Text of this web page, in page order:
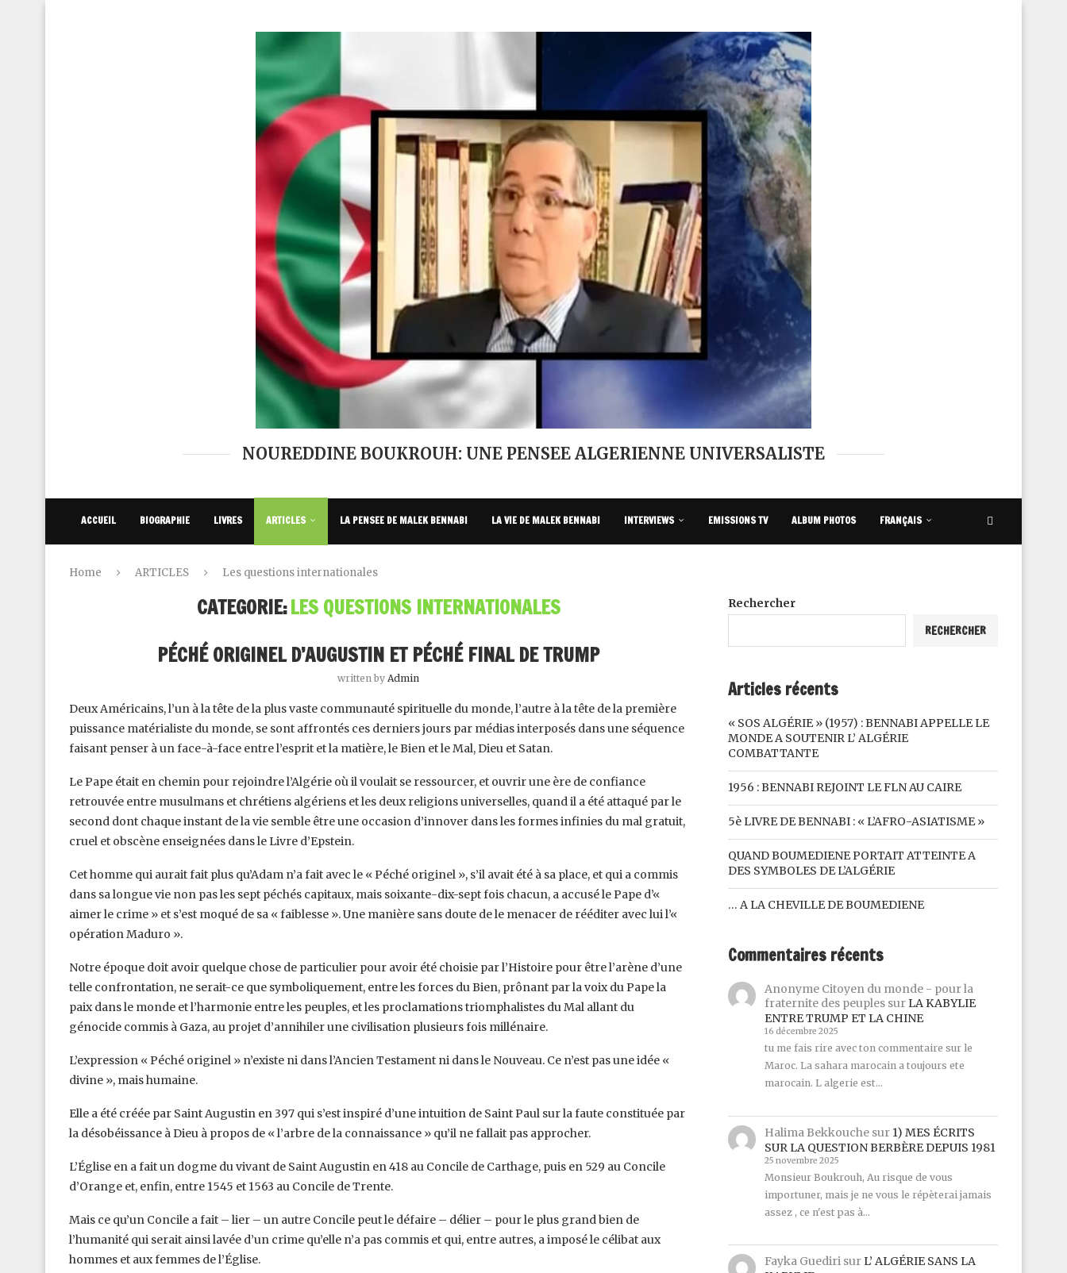
NOUREDDINE BOUKROUH: UNE PENSEE ALGERIENNE UNIVERSALISTE
ACCUEIL BIOGRAPHIE LIVRES ARTICLES LA PENSEE DE MALEK BENNABI LA VIE DE MALEK BENNABI INTERVIEWS EMISSIONS TV ALBUM PHOTOS FRANÇAIS
Home ARTICLES Les questions internationales
CATEGORIE:LES QUESTIONS INTERNATIONALES
PÉCHÉ ORIGINEL D’AUGUSTIN ET PÉCHÉ FINAL DE TRUMP
written byAdmin
Deux Américains, l’un à la tête de la plus vaste communauté spirituelle du monde, l’autre à la tête de la première
puissance matérialiste du monde, se sont affrontés ces derniers jours par médias interposés dans une séquence
faisant penser à un face-à-face entre l’esprit et la matière, le Bien et le Mal, Dieu et Satan.
Le Pape était en chemin pour rejoindre l’Algérie où il voulait se ressourcer, et ouvrir une ère de confiance
retrouvée entre musulmans et chrétiens algériens et les deux religions universelles, quand il a été attaqué par le
second dont chaque instant de la vie semble être une occasion d’innover dans les formes infinies du mal gratuit,
cruel et obscène enseignées dans le Livre d’Epstein.
Cet homme qui aurait fait plus qu’Adam n’a fait avec le « Péché originel », s’il avait été à sa place, et qui a commis
dans sa longue vie non pas les sept péchés capitaux, mais soixante-dix-sept fois chacun, a accusé le Pape d’«
aimer le crime » et s’est moqué de sa « faiblesse ». Une manière sans doute de le menacer de rééditer avec lui l’«
opération Maduro ».
Notre époque doit avoir quelque chose de particulier pour avoir été choisie par l’Histoire pour être l’arène d’une
telle confrontation, ne serait-ce que symboliquement, entre les forces du Bien, prônant par la voix du Pape la
paix dans le monde et l’harmonie entre les peuples, et les proclamations triomphalistes du Mal allant du
génocide commis à Gaza, au projet d’annihiler une civilisation plusieurs fois millénaire.
L’expression « Péché originel » n’existe ni dans l’Ancien Testament ni dans le Nouveau. Ce n’est pas une idée «
divine », mais humaine.
Elle a été créée par Saint Augustin en 397 qui s’est inspiré d’une intuition de Saint Paul sur la faute constituée par
la désobéissance à Dieu à propos de « l’arbre de la connaissance » qu’il ne fallait pas approcher.
L’Église en a fait un dogme du vivant de Saint Augustin en 418 au Concile de Carthage, puis en 529 au Concile
d’Orange et, enfin, entre 1545 et 1563 au Concile de Trente.
Mais ce qu’un Concile a fait – lier – un autre Concile peut le défaire – délier – pour le plus grand bien de
l’humanité qui serait ainsi lavée d’un crime qu’elle n’a pas commis et qui, entre autres, a imposé le célibat aux
hommes et aux femmes de l’Église.
Rechercher
RECHERCHER
Articles récents
« SOS ALGÉRIE » (1957) : BENNABI APPELLE LE
MONDE A SOUTENIR L’ ALGÉRIE
COMBATTANTE
1956 : BENNABI REJOINT LE FLN AU CAIRE
5è LIVRE DE BENNABI : « L’AFRO-ASIATISME »
QUAND BOUMEDIENE PORTAIT ATTEINTE A
DES SYMBOLES DE L’ALGÉRIE
… A LA CHEVILLE DE BOUMEDIENE
Commentaires récents
Anonyme Citoyen du monde - pour la
fraternite des peuplessur LA KABYLIE
ENTRE TRUMP ET LA CHINE
16 décembre 2025
tu me fais rire avec ton commentaire sur le
Maroc. La sahara marocain a toujours ete
marocain. L algerie est…
Halima Bekkouchesur 1) MES ÉCRITS
SUR LA QUESTION BERBÈRE DEPUIS 1981
25 novembre 2025
Monsieur Boukrouh, Au risque de vous
importuner, mais je ne vous le répèterai jamais
assez , ce n'est pas à…
Fayka Guedirisur L’ ALGÉRIE SANS LA